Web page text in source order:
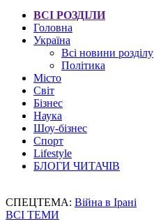
ВСІ РОЗДІЛИ
Головна
Україна
Всі новини розділу
Політика
Місто
Світ
Бізнес
Наука
Шоу-бізнес
Спорт
Lifestyle
БЛОГИ ЧИТАЧІВ
СПЕЦТЕМА: Війна в Ірані
ВСІ ТЕМИ